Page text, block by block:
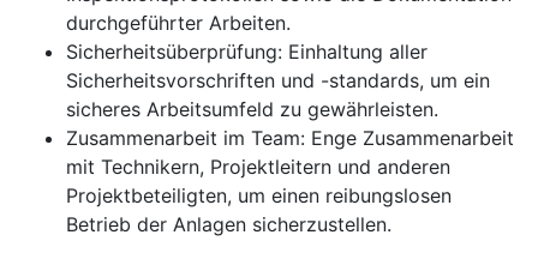
durchgeführter Arbeiten.
Sicherheitsüberprüfung: Einhaltung aller
Sicherheitsvorschriften und -standards, um ein
sicheres Arbeitsumfeld zu gewährleisten.
Zusammenarbeit im Team: Enge Zusammenarbeit
mit Technikern, Projektleitern und anderen
Projektbeteiligten, um einen reibungslosen
Betrieb der Anlagen sicherzustellen.